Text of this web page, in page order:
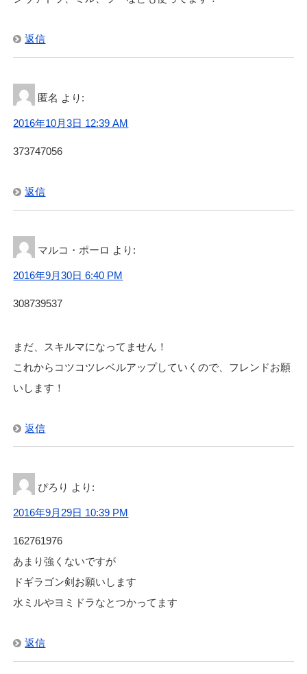
返信
匿名 より:
2016年10月3日 12:39 AM
373747056
返信
マルコ・ポーロ より:
2016年9月30日 6:40 PM
308739537
まだ、スキルマになってません！
これからコツコツレベルアップしていくので、フレンドお願
いします！
返信
ぴろり より:
2016年9月29日 10:39 PM
162761976
あまり強くないですが
ドギラゴン剣お願いします
水ミルやヨミドラなとつかってます
返信